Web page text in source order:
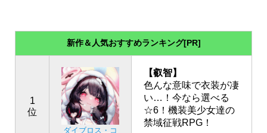
新作＆人気おすすめランキング[PR]
1
位
ダイブロス・コ
【叡智】
色んな意味で衣装が凄
い…！今なら選べる
☆6！機装美少女達の
禁域征戦RPG！